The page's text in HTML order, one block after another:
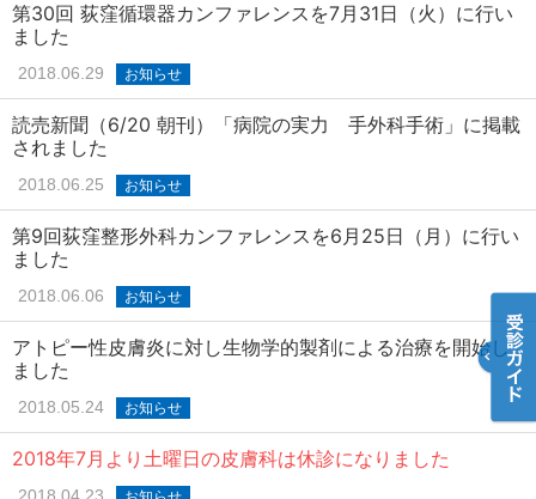
第30回 荻窪循環器カンファレンスを7月31日（火）に行い
ました
2018.06.29 お知らせ
読売新聞（6/20 朝刊）「病院の実力 手外科手術」に掲載
されました
2018.06.25 お知らせ
第9回荻窪整形外科カンファレンスを6月25日（月）に行い
ました
2018.06.06 お知らせ
アトピー性皮膚炎に対し生物学的製剤による治療を開始し
ました
2018.05.24 お知らせ
2018年7月より土曜日の皮膚科は休診になりました